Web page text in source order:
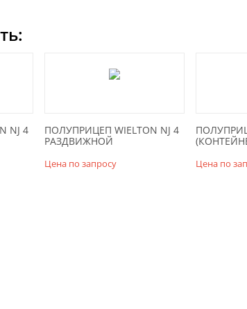
NJ 4
ПОЛУПРИЦЕП WIELTON NJ 4
РАЗДВИЖНОЙ
Цена по запросу Цена по